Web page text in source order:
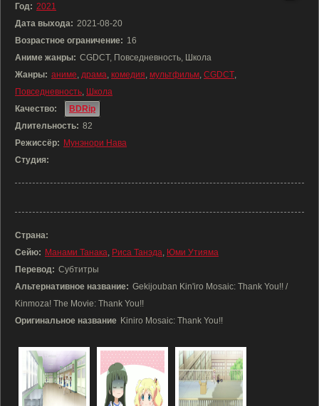
Год: 2021
Дата выхода: 2021-08-20
Возрастное ограничение: 16
Аниме жанры: CGDCT, Повседневность, Школа
Жанры: аниме, драма, комедия, мультфильм, CGDCT,
Повседневность, Школа
Качество:
BDRip
Длительность: 82
Режиссёр: Мунэнори Нава
Студия:
Страна:
Сейю: Манами Танака, Риса Танэда, Юми Утияма
Перевод: Субтитры
Альтернативное название: Gekijouban Kin'iro Mosaic: Thank You!! /
Kinmoza! The Movie: Thank You!!
Оригинальное название Kiniro Mosaic: Thank You!!